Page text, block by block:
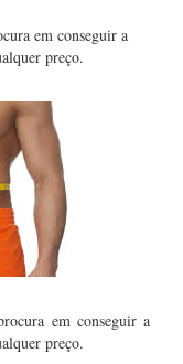
em conseguir a
preço.
em conseguir a
preço.